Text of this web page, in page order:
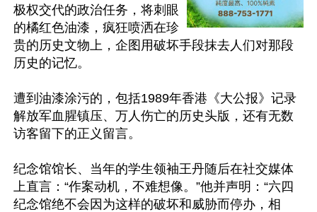
极权交代的政治任务，将刺眼
的橘红色油漆，疯狂喷洒在珍
贵的历史文物上，企图用破坏手段抹去人们对那段
历史的记忆。
遭到油漆涂污的，包括1989年香港《大公报》记录
解放军血腥镇压、万人伤亡的历史头版，还有无数
访客留下的正义留言。
纪念馆馆长、当年的学生领袖王丹随后在社交媒体
上直言：“作案动机，不难想像。”他并声明：“六四
纪念馆绝不会因为这样的破坏和威胁而停办，相